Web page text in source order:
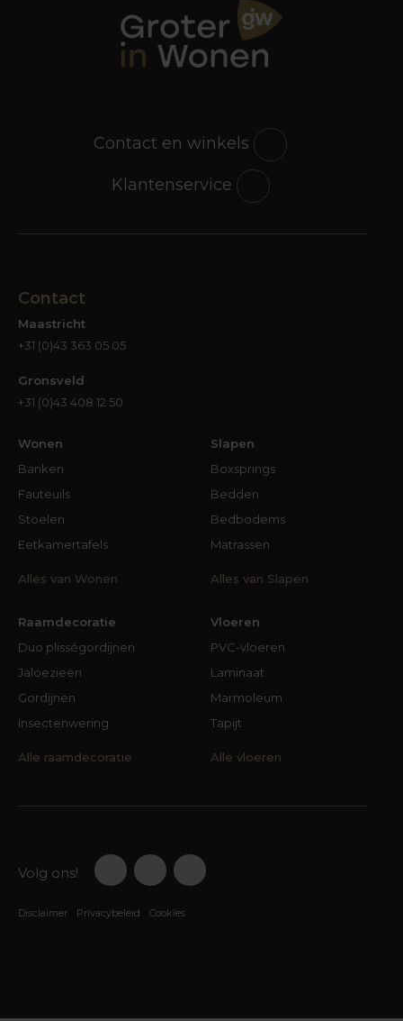
Contact en winkels
Klantenservice
Contact
Maastricht
+31 (0)43 363 05 05
Gronsveld
+31 (0)43 408 12 50
Wonen
Banken
Fauteuils
Stoelen
Eetkamertafels
Alles van Wonen
Slapen
Boxsprings
Bedden
Bedbodems
Matrassen
Alles van Slapen
Raamdecoratie
Duo plisségordijnen
Jaloezieën
Gordijnen
Insectenwering
Alle raamdecoratie
Vloeren
PVC-vloeren
Laminaat
Marmoleum
Tapijt
Alle vloeren
Volg ons!
Disclaimer Privacybeleid Cookies